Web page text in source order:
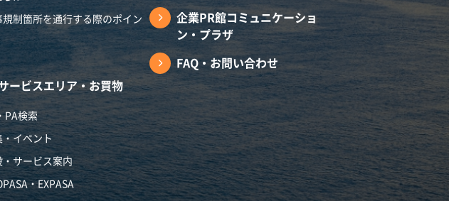
規制箇所を通行する際のポイン
ービスエリア・お買物
PA検索
・イベント
・サービス案内
・EXPASA
企業PR館コミュニケーショ
ン・プラザ
FAQ・お問い合わせ